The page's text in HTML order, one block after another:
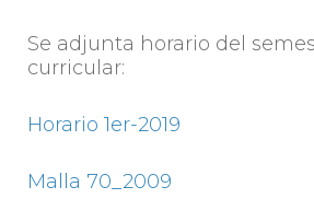
Se adjunta horario del
curricular:
Horario 1er-2019
Malla 70_2009